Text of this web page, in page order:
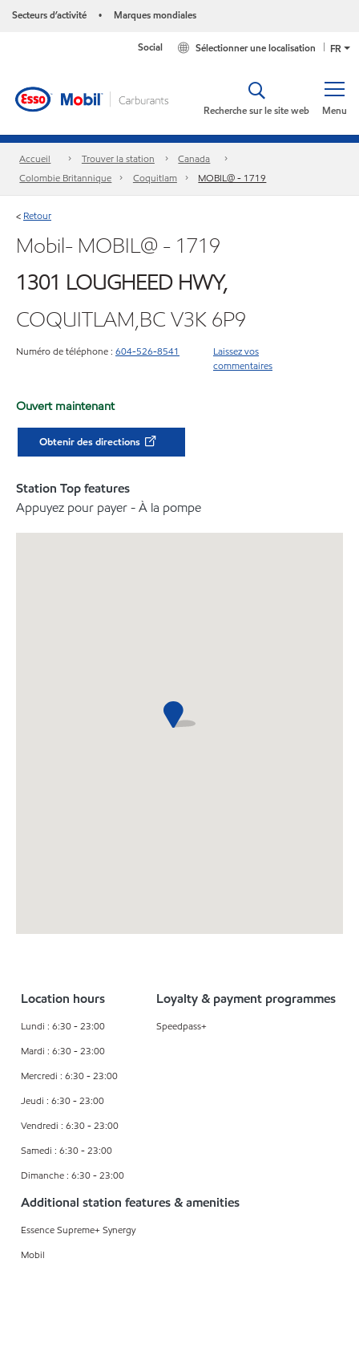
Secteurs d’activité • Marques mondiales
FR
Sélectionner une localisation
Social
Menu
Recherche sur le site web
Accueil Trouver la station
Canada
Colombie Britannique
Coquitlam MOBIL@ - 1719
< Retour
Mobil- MOBIL@ - 1719
1301 LOUGHEED HWY,
COQUITLAM,BC V3K 6P9
Numéro de téléphone : 604-526-8541
Laissez vos
commentaires
Ouvert maintenant
Obtenir des directions
Station Top features
Appuyez pour payer - À la pompe
Location hours
Lundi : 6:30 - 23:00
Mardi : 6:30 - 23:00
Mercredi : 6:30 - 23:00
Jeudi : 6:30 - 23:00
Vendredi : 6:30 - 23:00
Samedi : 6:30 - 23:00
Dimanche : 6:30 - 23:00
Loyalty & payment programmes
Speedpass+
Additional station features & amenities
Essence Supreme+ Synergy
Mobil